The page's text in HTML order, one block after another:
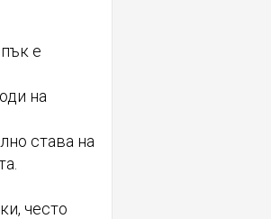
е
на
става на
често